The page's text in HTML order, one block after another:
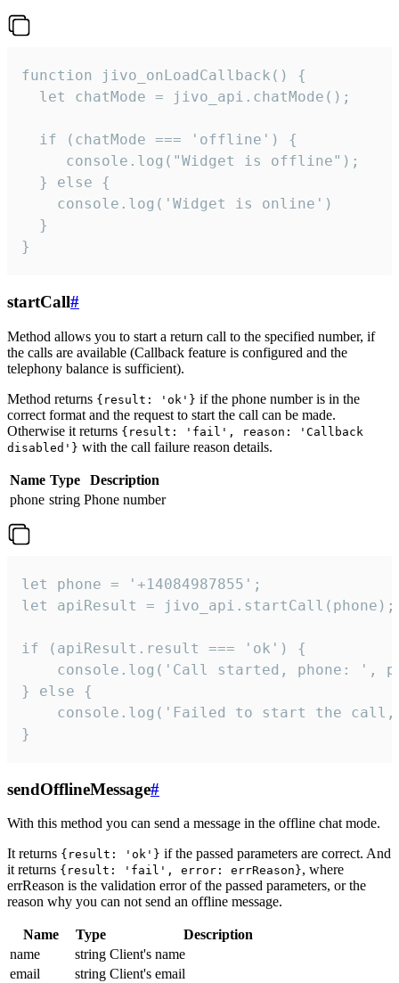
function jivo_onLoadCallback() {
  let chatMode = jivo_api.chatMode();
  if (chatMode === 'offline') {
     console.log("Widget is offline");
  } else {
    console.log('Widget is online')
  }
}
startCall#
Method allows you to start a return call to the specified number, if
the calls are available (Callback feature is configured and the
telephony balance is sufficient).
Method returns {result: 'ok'} if the phone number is in the
correct format and the request to start the call can be made.
Otherwise it returns {result: 'fail', reason: 'Callback
disabled'} with the call failure reason details.
Name Type
Description
phone string Phone number
let phone = '+14084987855';
let apiResult = jivo_api.startCall(phone);
if (apiResult.result === 'ok') {
console.log('Call started, phone: ',
} else {
console.log('Failed to start the
}
sendOfflineMessage#
With this method you can send a message in the offline chat mode.
It returns {result: 'ok'} if the passed parameters are correct. And
it returns {result: 'fail', error: errReason}, where
errReason is the validation error of the passed parameters, or the
reason why you can not send an offline message.
Name Type
Description
name
string Client's name
email
string Client's email